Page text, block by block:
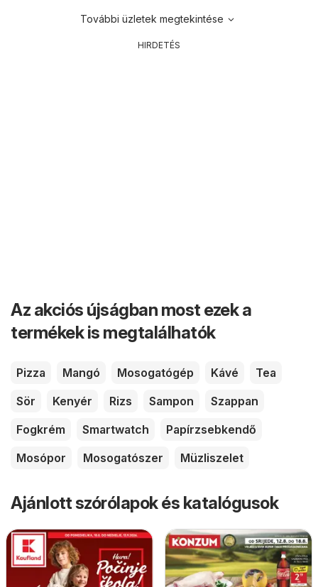
További üzletek megtekintése
HIRDETÉS
Az akciós újságban most ezek a
termékek is megtalálhatók
Pizza Mangó Mosogatógép Kávé
Tea
Sör
Kenyér Rizs Sampon
Szappan
Fogkrém
Smartwatch
Papírzsebkendő
Mosópor
Mosogatószer Müzliszelet
Ajánlott szórólapok és katalógusok